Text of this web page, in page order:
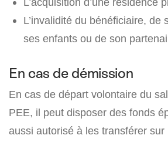
L’invalidité du bénéficiaire, de
ses enfants ou de son
En cas de démission
En cas de départ volontaire du
PEE, il peut disposer des fonds
aussi autorisé à les transférer